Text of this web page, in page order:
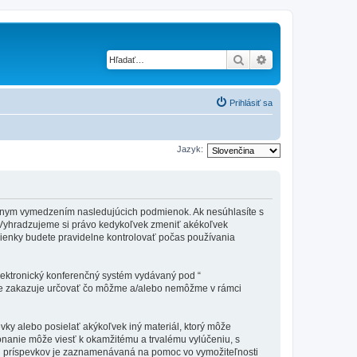
Hľadať
Prihlásiť sa
Jazyk:
vymedzením nasledujúcich podmienok. Ak nesúhlasíte s
si právo kedykoľvek zmeniť akékoľvek
budete pravidelne kontrolovať počas používania
konferenčný systém vydávaný pod “
určovať čo môžme a/alebo nemôžme v rámci
alebo posielať akýkoľvek iný materiál, ktorý môže
môže viesť k okamžitému a trvalému vylúčeniu, s
je zaznamenávaná na pomoc vo vymožiteľnosti